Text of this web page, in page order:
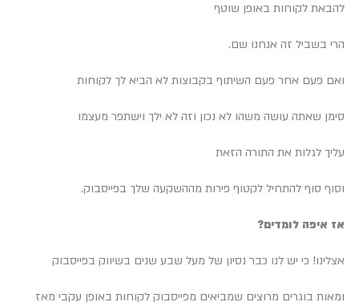
להבאת לקוחות באופן שוטף
הרי בשביל זה אנחנו שם.
ואם פעם אחר פעם השיתוף בקבוצות לא הביא לך לקוחות
סימן שאתה עושה משהו לא נכון וזה לא ילך וישתפר מעצמו
עליך לגלות את התורה הזאת
וסוף סוף להתחיל לקטוף פירות מההשקעה שלך בפייסבוק.
אז איפה לומדים?
אצלינו! כי יש לנו כבר נסיון של מעל שבע שנים בשיווק בפייסבוק
ומאות בוגרים מרוצים שמביאים מפייסבוק לקוחות באופן עקבי מאז